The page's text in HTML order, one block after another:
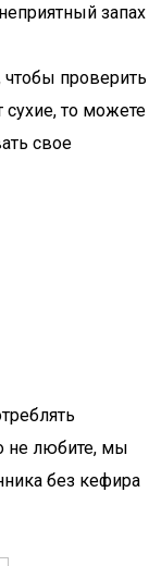
запах
чтобы проверить
сухие, то можете
свое
не любите, мы
без кефира